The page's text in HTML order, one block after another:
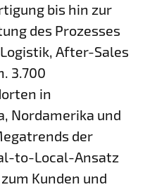
bis hin zur
des Prozesses
After-Sales
3.700
in
Nordamerika und
der
to-Local-Ansatz
Kunden und